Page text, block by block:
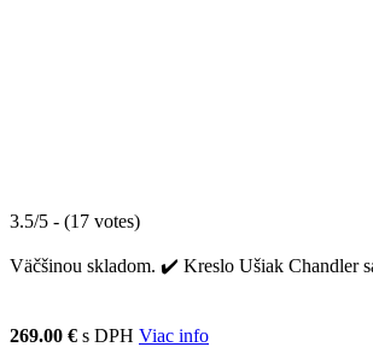
3.5/5 - (17 votes)
Väčšinou skladom. ✔️ Kreslo Ušiak Chandler
269.00 € s DPH Viac info